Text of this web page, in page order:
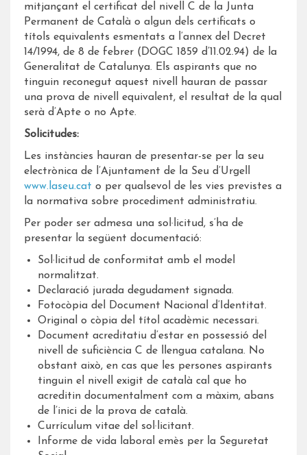
mitjançant el certificat del nivell C de la Junta
Permanent de Català o algun dels certificats o
títols equivalents esmentats a l’annex del Decret
14/1994, de 8 de febrer (DOGC 1859 d’11.02.94) de la
Generalitat de Catalunya. Els aspirants que no
tinguin reconegut aquest nivell hauran de passar
una prova de nivell equivalent, el resultat de la qual
serà d’Apte o no Apte.
Solicitudes:
Les instàncies hauran de presentar-se per la seu
electrònica de l’Ajuntament de la Seu d’Urgell
www.laseu.cat o per qualsevol de les vies previstes a
la normativa sobre procediment administratiu.
Per poder ser admesa una sol·licitud, s’ha de
presentar la següent documentació:
Sol·licitud de conformitat amb el model
normalitzat.
Declaració jurada degudament signada.
Fotocòpia del Document Nacional d’Identitat.
Original o còpia del títol acadèmic necessari.
Document acreditatiu d’estar en possessió del
nivell de suficiència C de llengua catalana. No
obstant això, en cas que les persones aspirants
tinguin el nivell exigit de català cal que ho
acreditin documentalment com a màxim, abans
de l’inici de la prova de català.
Currículum vitae del sol·licitant.
Informe de vida laboral emès per la Seguretat